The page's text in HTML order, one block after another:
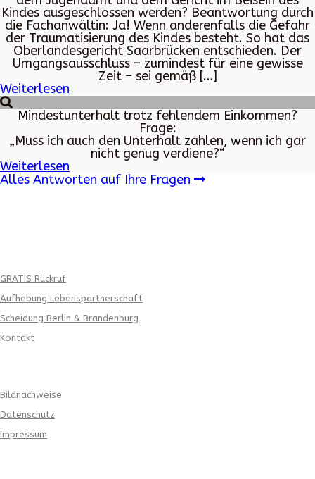
Kindes ausgeschlossen werden? Beantwortung durch
die Fachanwältin: Ja! Wenn anderenfalls die Gefahr
der Traumatisierung des Kindes besteht. So hat das
Oberlandesgericht Saarbrücken entschieden. Der
Umgangsausschluss – zumindest für eine gewisse
Zeit – sei gemäß […]
Weiterlesen
Mindestunterhalt trotz fehlendem Einkommen?
Frage:
„Muss ich auch den Unterhalt zahlen, wenn ich gar
nicht genug verdiene?“
Weiterlesen
Alles Antworten auf Ihre Fragen
GRATIS Rückruf
Aufhebung Lebenspartnerschaft
Scheidung Berlin & Brandenburg
Kontakt
Bildnachweise
Datenschutz
Impressum